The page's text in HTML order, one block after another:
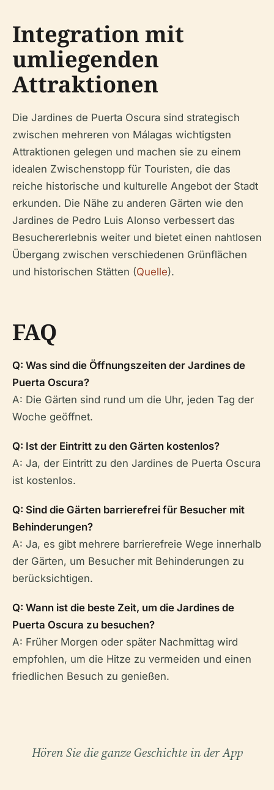
Integration mit
umliegenden
Attraktionen
Die Jardines de Puerta Oscura sind strategisch
zwischen mehreren von Málagas wichtigsten
Attraktionen gelegen und machen sie zu einem
idealen Zwischenstopp für Touristen, die das
reiche historische und kulturelle Angebot der Stadt
erkunden. Die Nähe zu anderen Gärten wie den
Jardines de Pedro Luis Alonso verbessert das
Besuchererlebnis weiter und bietet einen nahtlosen
Übergang zwischen verschiedenen Grünflächen
und historischen Stätten (Quelle).
FAQ
Q: Was sind die Öffnungszeiten der Jardines de
Puerta Oscura?
A: Die Gärten sind rund um die Uhr, jeden Tag der
Woche geöffnet.
Q: Ist der Eintritt zu den Gärten kostenlos?
A: Ja, der Eintritt zu den Jardines de Puerta Oscura
ist kostenlos.
Q: Sind die Gärten barrierefrei für Besucher mit
Behinderungen?
A: Ja, es gibt mehrere barrierefreie Wege innerhalb
der Gärten, um Besucher mit Behinderungen zu
berücksichtigen.
Q: Wann ist die beste Zeit, um die Jardines de
Puerta Oscura zu besuchen?
A: Früher Morgen oder später Nachmittag wird
empfohlen, um die Hitze zu vermeiden und einen
friedlichen Besuch zu genießen.
Hören Sie die ganze Geschichte in der App